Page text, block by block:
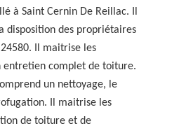
à Saint Cernin De Reillac. Il
disposition des propriétaires
Il maitrise les
entretien complet de toiture.
un nettoyage, le
Il maitrise les
de toiture et de